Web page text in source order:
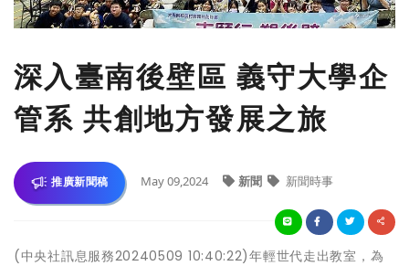
深入臺南後壁區 義守大學企
管系 共創地方發展之旅
推廣新聞稿 May 09,2024 新聞 新聞時事
(中央社訊息服務20240509 10:40:22)年輕世代走出教室，為